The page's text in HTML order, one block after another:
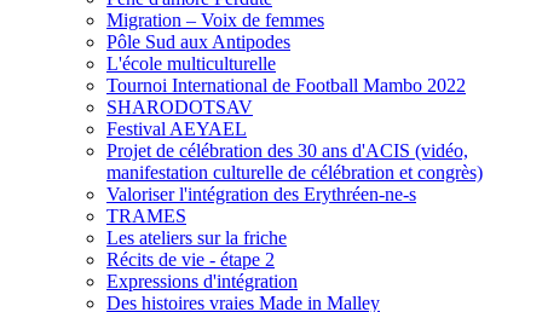
Migration – Voix de femmes
Pôle Sud aux Antipodes
L'école multiculturelle
Tournoi International de Football Mambo 2022
SHARODOTSAV
Festival AEYAEL
Projet de célébration des 30 ans d'ACIS (vidéo,
manifestation culturelle de célébration et congrès)
Valoriser l'intégration des Erythréen-ne-s
TRAMES
Les ateliers sur la friche
Récits de vie - étape 2
Expressions d'intégration
Des histoires vraies Made in Malley